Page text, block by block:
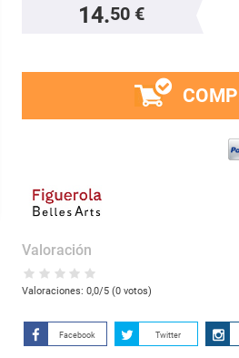
14.50 €
Valoración
Valoraciones: 0,0/5 (0votos)
Facebook Twitter